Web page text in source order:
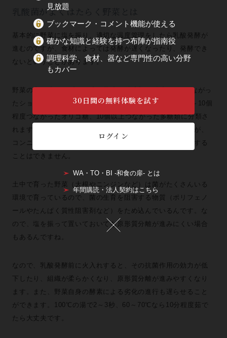
乳酸菌がよくはたらく野菜とは
基本的に野菜に塩を振り、適切な温度管理をしたら乳酸発酵が
進むのですが、食材によっては発酵が遅くなったり、発酵でき
ないということがあります。
野菜の中の糖は、ブドウ糖や果糖の単糖類、単糖が2個つながっ
たショ糖（砂糖）、乳糖、麦芽糖などの二糖類、単糖が3～10個
程度つながったオリゴ糖、10個以上つながった多糖類に分類さ
れます。乳酸菌は単糖あるいは二糖の分解はできるのですが、
コンニャク芋はグルコマンナンという多糖類なので、分解する
ことはできません。
土中で育った野菜（大根やニンジンなど）は菌がたくさんいる
環境で育っているので、菌の生育を阻害する物質（ポリフェノ
ールやたんぱく質性阻害剤など）をため込んでいるんです。な
ので、塩を振って置いておいても原形質分離が進みにくい場合
もあるんですね。
なので、乳酸発酵前に火入れすると、その抗菌作用の効力が低
下したり、組織が柔らかくなり、原形質分離が進みやすくなり
ます。また、野菜自身の酵素による劣化の進行も遅らせること
ができます。100℃の湯で2～3秒、60～70℃なら10分程度茹で
たら大丈夫です。
見放題
ブックマーク・コメント機能が使える
確かな知識と経験を持つ布陣が指南役
調理科学、食材、器など専門性の高い分野
もカバー
30日間の無料体験を試す
ログイン
WA・TO・BI -和食の扉- とは
年間購読・法人契約はこちら